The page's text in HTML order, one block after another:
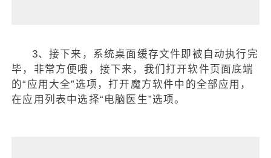
3、接下来，系统桌面缓存文件即被自动执行完
毕，非常方便哦，接下来，我们打开软件页面底端
的“应用大全”选项，打开魔方软件中的全部应用，
在应用列表中选择“电脑医生”选项。